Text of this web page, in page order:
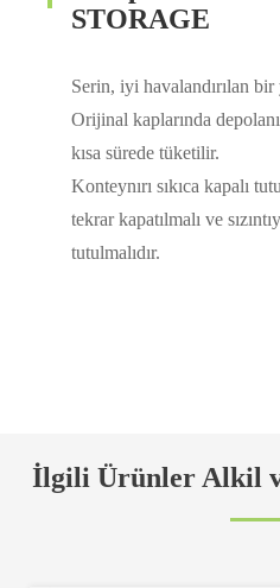
STORAGE
Serin, iyi havalandırılan bir
Orijinal kaplarında
kısa sürede tüketilir.
Konteynırı sıkıca kapalı
tekrar kapatılmalı ve
tutulmalıdır.
İlgili Ürünler Alkil